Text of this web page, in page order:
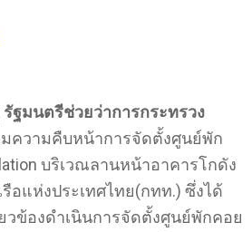
ฐมนตรีช่วยว่าการกระทรวง
ความคืบหน้าการจัดตั้งศูนย์พัก
บริเวณลานหน้าอาคารโกดัง
รือแห่งประเทศไทย(กทท.) ซึ่งได้
วข้องดำเนินการจัดตั้งศูนย์พักคอย